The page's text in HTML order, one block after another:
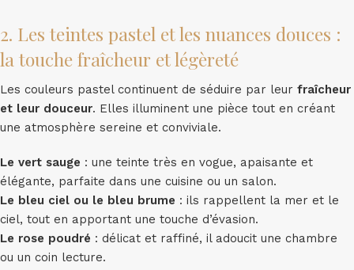
2. Les teintes pastel et les nuances douces :
la touche fraîcheur et légèreté
Les couleurs pastel continuent de séduire par leur fraîcheur
et leur douceur. Elles illuminent une pièce tout en créant
une atmosphère sereine et conviviale.
Le vert sauge : une teinte très en vogue, apaisante et
élégante, parfaite dans une cuisine ou un salon.
Le bleu ciel ou le bleu brume : ils rappellent la mer et le
ciel, tout en apportant une touche d’évasion.
Le rose poudré : délicat et raffiné, il adoucit une chambre
ou un coin lecture.